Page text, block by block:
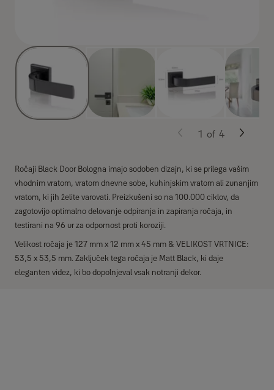
Ročaji Black Door Bologna imajo sodoben dizajn, ki se prilega vašim
vhodnim vratom, vratom dnevne sobe, kuhinjskim vratom ali zunanjim
vratom, ki jih želite varovati. Preizkušeni so na 100.000 ciklov, da
zagotovijo optimalno delovanje odpiranja in zapiranja ročaja, in
testirani na 96 ur za odpornost proti koroziji.
Velikost ročaja je 127 mm x 12 mm x 45 mm & VELIKOST VRTNICE:
53,5 x 53,5 mm. Zaključek tega ročaja je Matt Black, ki daje
eleganten videz, ki bo dopolnjeval vsak notranji dekor.
1 of 4